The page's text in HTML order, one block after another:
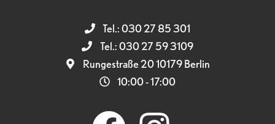
Tel.: 030 27 85 301
Tel.: 030 27 59 3109
Rungestraße 20 10179 Berlin
10:00 - 17:00